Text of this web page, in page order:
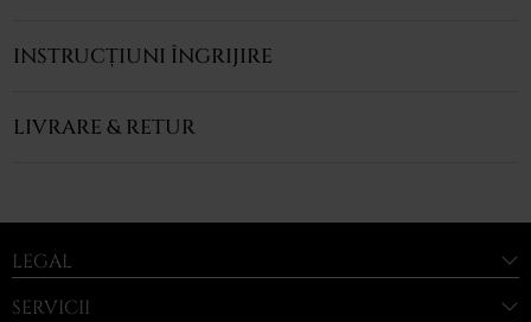
INSTRUCȚIUNI ÎNGRIJIRE
LIVRARE & RETUR
LEGAL
SERVICII